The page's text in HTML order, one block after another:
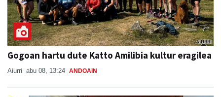
Gogoan hartu dute Katto Amilibia kultur eragilea
Aiurri abu 08, 13:24 ANDOAIN